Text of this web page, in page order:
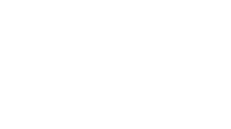
da parte del SINU
carne avicola. A ciò si
delle uova nelle famiglie, che
lungo tutta la filiera. Da
favore questi risultati come